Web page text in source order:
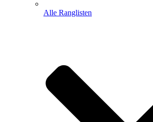
Alle Ranglisten